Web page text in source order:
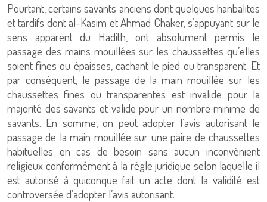
Pourtant, certains savants anciens dont quelques hanbalites
et tardifs dont al-Kasim et Ahmad Chaker, s’appuyant sur le
sens apparent du Hadith, ont absolument permis le
passage des mains mouillées sur les chaussettes qu’elles
soient fines ou épaisses, cachant le pied ou transparent. Et
par conséquent, le passage de la main mouillée sur les
chaussettes fines ou transparentes est invalide pour la
majorité des savants et valide pour un nombre minime de
savants. En somme, on peut adopter l’avis autorisant le
passage de la main mouillée sur une paire de chaussettes
habituelles en cas de besoin sans aucun inconvénient
religieux conformément à la règle juridique selon laquelle il
est autorisé à quiconque fait un acte dont la validité est
controversée d’adopter l’avis autorisant.